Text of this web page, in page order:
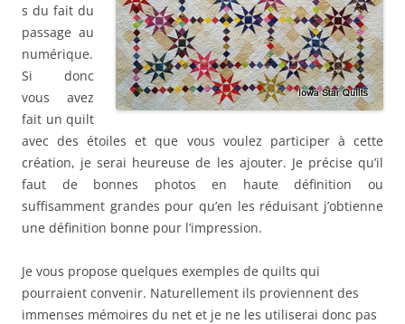
s du fait du
passage au
numérique.
Si donc
vous avez
fait un quilt
avec des étoiles et que vous voulez participer à cette
création, je serai heureuse de les ajouter. Je précise qu’il
faut de bonnes photos en haute définition ou
suffisamment grandes pour qu’en les réduisant j’obtienne
une définition bonne pour l’impression.
Je vous propose quelques exemples de quilts qui
pourraient convenir. Naturellement ils proviennent des
immenses mémoires du net et je ne les utiliserai donc pas